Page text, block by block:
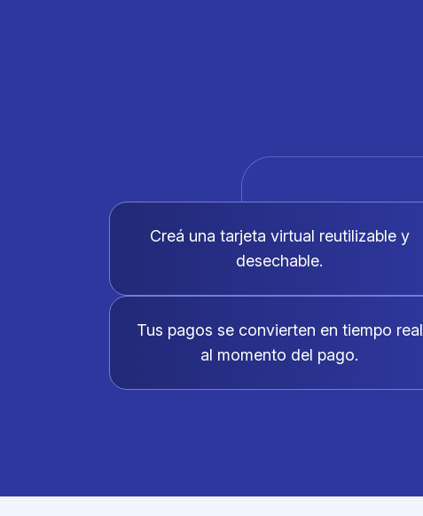
Creá una tarjeta virtual reutilizable y
desechable.
Tus pagos se convierten en tiempo real
al momento del pago.